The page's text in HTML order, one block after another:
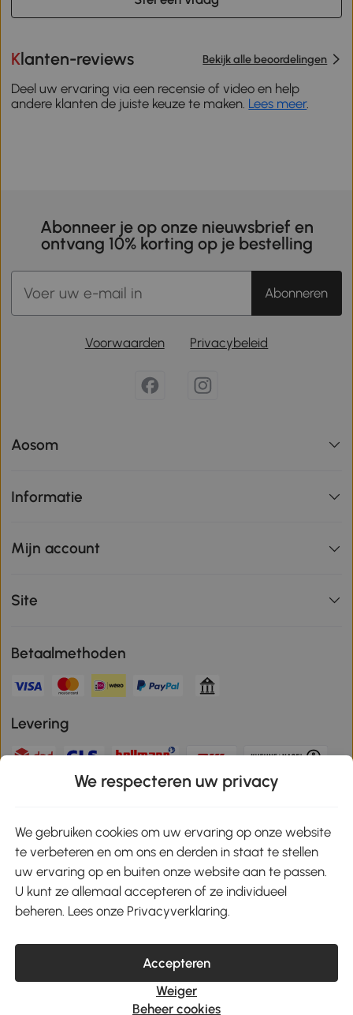
Klanten-reviews Bekijk alle beoordelingen
Deel uw ervaring via een recensie of video en help
andere klanten de juiste keuze te maken. Lees meer.
Abonneer je op onze nieuwsbrief en
ontvang 10% korting op je bestelling
Abonneren
Voorwaarden Privacybeleid
Aosom
Informatie
Mijn account
Site
Betaalmethoden
Levering
Veilige betaling
Download de app en ontvang 10% korting!
Google Play
klantenservice@aosom.nl
MH Handel GmbH, Wendenstrasse 309, 20537 Hamburg
We respecteren uw privacy
We gebruiken cookies om uw ervaring op onze website
te verbeteren en om ons en derden in staat te stellen
uw ervaring op en buiten onze website aan te passen.
U kunt ze allemaal accepteren of ze individueel
beheren. Lees onze Privacyverklaring.
Accepteren
Weiger
Beheer cookies